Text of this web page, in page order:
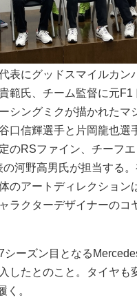
表にグッドスマイルカン
範氏、チーム監督に元F1
シングミクが描かれたマ
口信輝選手と片岡龍也選
のRSファイン、チーフ
の河野高男氏が担当する
のアートディレクション
ラクターデザイナーのコ
ーズン目となる
したとのこと。タイヤも
く。